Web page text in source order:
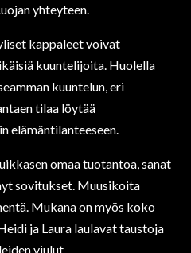
yhteyteen.
kappaleet voivat
kuuntelijoita. Huolella
kuuntelun, eri
tilaa löytää
elämäntilanteeseen.
omaa tuotantoa, sanat
sovitukset. Muusikoita
Mukana on myös koko
ja Laura laulavat taustoja
viulut.